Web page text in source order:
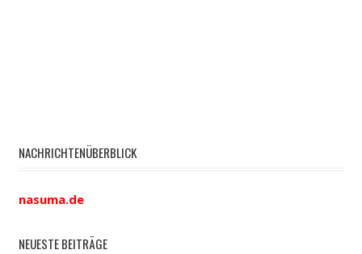
NACHRICHTENÜBERBLICK
nasuma.de
NEUESTE BEITRÄGE